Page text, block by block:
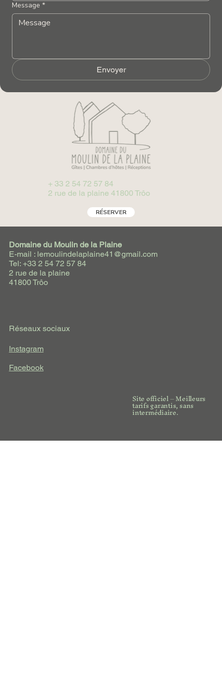
Message *
Envoyer
+ 33 2 54 72 57 84
2 rue de la plaine 41800 Trôo
RÉSERVER
Site officiel – Meilleurs
tarifs garantis, sans
intermédiaire.
Domaine du Moulin de la Plaine
E-mail : lemoulindelaplaine41@gmail.com
Tel: +33 2 54 72 57 84
2 rue de la plaine
41800 Trôo
Réseaux sociaux
Instagram
Facebook